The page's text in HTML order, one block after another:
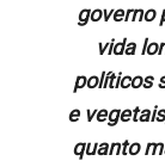
governo
vida
políticos
e
quanto